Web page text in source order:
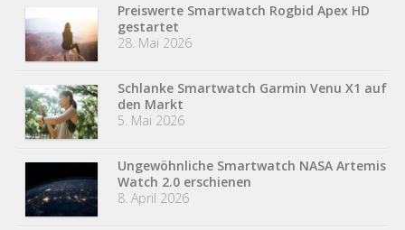
Preiswerte Smartwatch Rogbid Apex HD
gestartet
28. Mai 2026
Schlanke Smartwatch Garmin Venu X1 auf
den Markt
5. Mai 2026
Ungewöhnliche Smartwatch NASA Artemis
Watch 2.0 erschienen
8. April 2026